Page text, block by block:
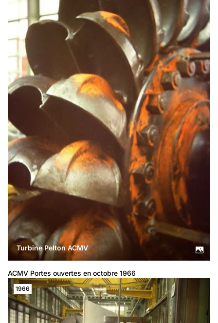
Turbine Pelton ACMV
ACMV Portes ouvertes en octobre 1966
1966